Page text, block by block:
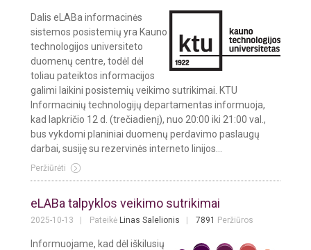
Dalis eLABa informacinės
sistemos posistemių yra Kauno
technologijos universiteto
duomenų centre, todėl dėl
toliau pateiktos informacijos
galimi laikini posistemių veikimo sutrikimai. KTU
Informacinių technologijų departamentas informuoja,
kad lapkričio 12 d. (trečiadienį), nuo 20:00 iki 21:00 val.,
bus vykdomi planiniai duomenų perdavimo paslaugų
darbai, susiję su rezervinės interneto linijos...
Peržiūrėti
eLABa talpyklos veikimo sutrikimai
2025-10-13 Pateikė Linas Salelionis 7891 Peržiūros
Informuojame, kad dėl iškilusių